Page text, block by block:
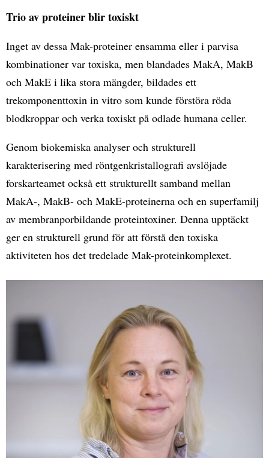
Trio av proteiner blir toxiskt
Inget av dessa Mak-proteiner ensamma eller i parvisa
kombinationer var toxiska, men blandades MakA, MakB
och MakE i lika stora mängder, bildades ett
trekomponenttoxin in vitro som kunde förstöra röda
blodkroppar och verka toxiskt på odlade humana celler.
Genom biokemiska analyser och strukturell
karakterisering med röntgenkristallografi avslöjade
forskarteamet också ett strukturellt samband mellan
MakA-, MakB- och MakE-proteinerna och en superfamilj
av membranporbildande proteintoxiner. Denna upptäckt
ger en strukturell grund för att förstå den toxiska
aktiviteten hos det tredelade Mak-proteinkomplexet.